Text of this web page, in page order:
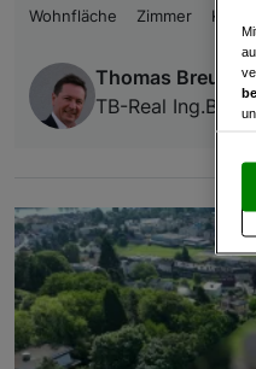
Wohnfläche
Zimmer
Thomas Breuss
TB-Real